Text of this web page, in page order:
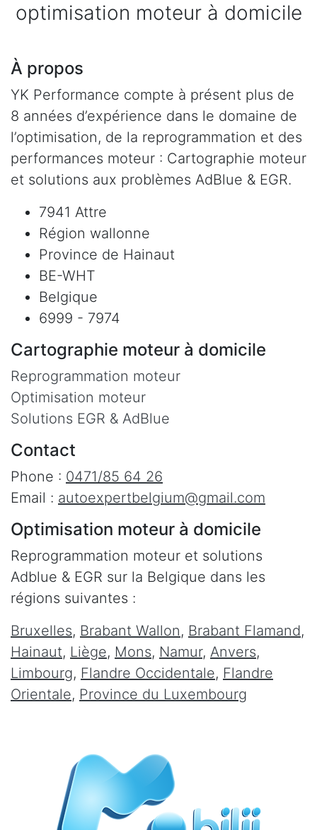
optimisation moteur à domicile
À propos
YK Performance compte à présent plus de
8 années d’expérience dans le domaine de
l’optimisation, de la reprogrammation et des
performances moteur : Cartographie moteur
et solutions aux problèmes AdBlue & EGR.
7941 Attre
Région wallonne
Province de Hainaut
BE-WHT
Belgique
6999 - 7974
Cartographie moteur à domicile
Reprogrammation moteur
Optimisation moteur
Solutions EGR & AdBlue
Contact
Phone : 0471/85 64 26
Email : autoexpertbelgium@gmail.com
Optimisation moteur à domicile
Reprogrammation moteur et solutions
Adblue & EGR sur la Belgique dans les
régions suivantes :
Bruxelles, Brabant Wallon, Brabant Flamand,
Hainaut, Liège, Mons, Namur, Anvers,
Limbourg, Flandre Occidentale, Flandre
Orientale, Province du Luxembourg